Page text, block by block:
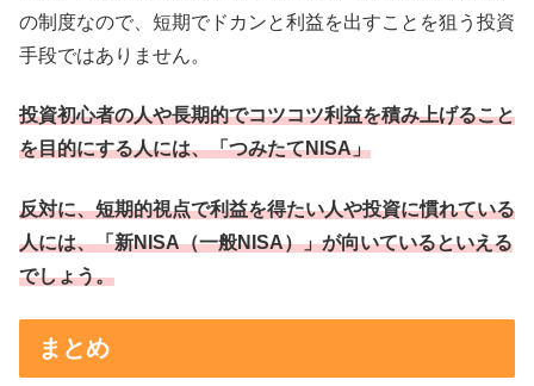
の制度なので、短期でドカンと利益を出すことを狙う投資
手段ではありません。
投資初心者の人や長期的でコツコツ利益を積み上げること
を目的にする人には、「つみたてNISA」
反対に、短期的視点で利益を得たい人や投資に慣れている
人には、「新NISA（一般NISA）」が向いているといえる
でしょう。
まとめ